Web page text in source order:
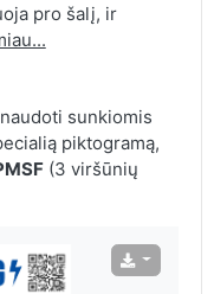
pro šalį, ir
sunkiomis
piktogramą,
(3 viršūnių